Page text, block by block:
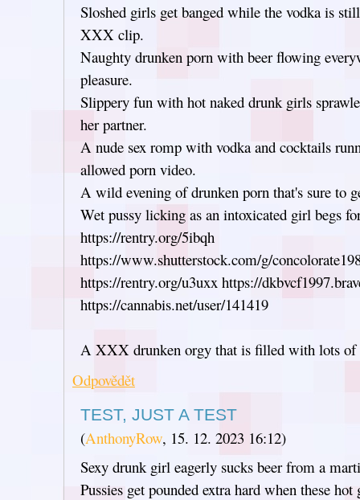
Sloshed girls get banged while the vodka is
XXX clip.
Naughty drunken porn with beer flowing
pleasure.
Slippery fun with hot naked drunk girls
her partner.
A nude sex romp with vodka and cocktails
allowed porn video.
A wild evening of drunken porn that's sure to
Wet pussy licking as an intoxicated girl begs
https://rentry.org/5ibqh
https://www.shutterstock.com/g/
https://rentry.org/u3uxx https://
https://cannabis.net/user/141419
A XXX drunken orgy that is filled with lots of
Odpovědět
TEST, JUST A TEST
(AnthonyRow, 15. 12. 2023 16:12)
Sexy drunk girl eagerly sucks beer from a
Pussies get pounded extra hard when these